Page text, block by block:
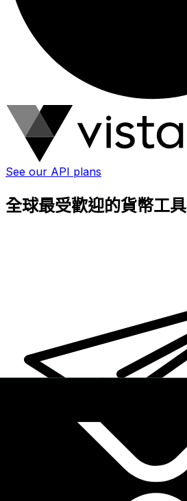
See our API plans
全球最受歡迎的貨幣工具